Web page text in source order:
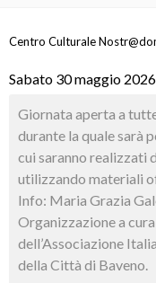
Centro Culturale
Sabato 30 maggio
Giornata aperta a
durante la quale sarà
cui saranno realizzati
utilizzando materiali
Info: Maria Grazia
Organizzazione a
dell’Associazione
della Città di Baveno.